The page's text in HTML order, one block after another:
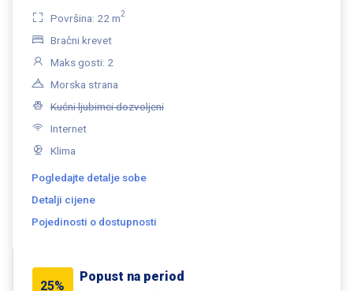
Površina: 22 m2
Bračni krevet
Maks gosti: 2
Morska strana
Kućni ljubimci dozvoljeni
Internet
Klima
Pogledajte detalje sobe
Detalji cijene
Pojedinosti o dostupnosti
25%
Popust na period